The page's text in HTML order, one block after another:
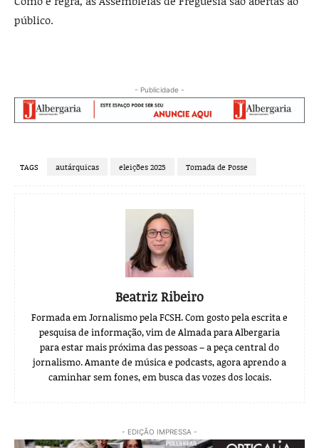
público.
- Publicidade -
TAGS autárquicas eleições 2025 Tomada de Posse
Beatriz Ribeiro
Formada em Jornalismo pela FCSH. Com gosto pela escrita e
pesquisa de informação, vim de Almada para Albergaria
para estar mais próxima das pessoas – a peça central do
jornalismo. Amante de música e podcasts, agora aprendo a
caminhar sem fones, em busca das vozes dos locais.
- EDIÇÃO IMPRESSA -